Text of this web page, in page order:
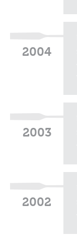
2004
2003
2002